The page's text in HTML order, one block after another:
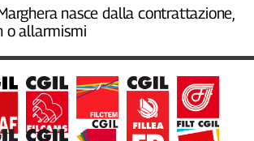
nasce dalla contrattazione,
o allarmismi